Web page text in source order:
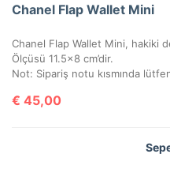
Chanel Flap Wallet Mini
Chanel Flap Wallet Mini, hakiki
Ölçüsü 11.5×8 cm’dir.
Not: Sipariş notu kısmında
€ 45,00